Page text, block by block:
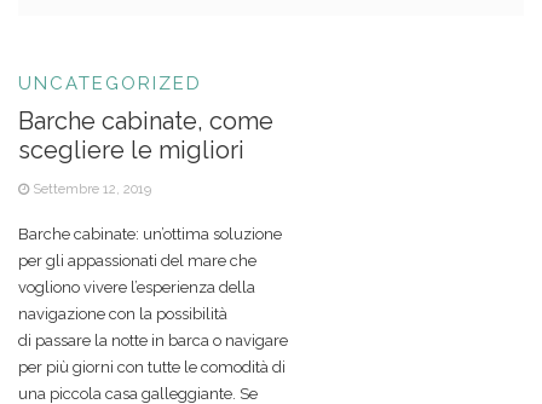
UNCATEGORIZED
Barche cabinate, come
scegliere le migliori
Settembre 12, 2019
Barche cabinate: un’ottima soluzione
per gli appassionati del mare che
vogliono vivere l’esperienza della
navigazione con la possibilità
di passare la notte in barca o navigare
per più giorni con tutte le comodità di
una piccola casa galleggiante. Se